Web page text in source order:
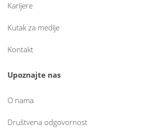
Karijere
Kutak za medije
Kontakt
Upoznajte nas
O nama
Društvena odgovornost